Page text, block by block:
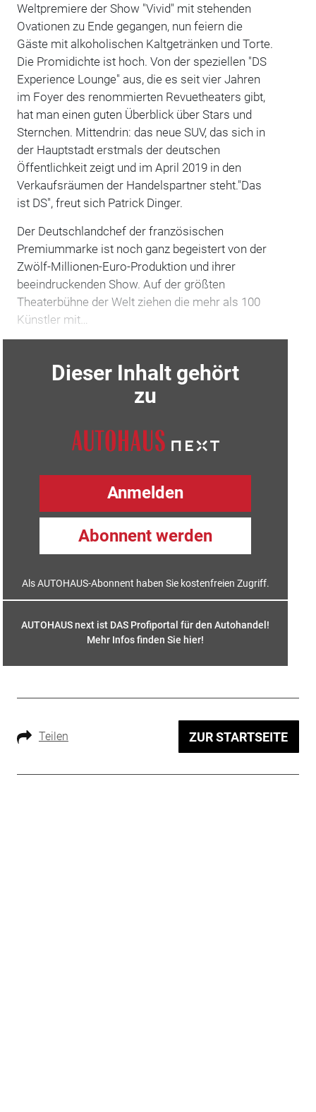
Weltpremiere der Show "Vivid" mit stehenden
Ovationen zu Ende gegangen, nun feiern die
Gäste mit alkoholischen Kaltgetränken und Torte.
Die Promidichte ist hoch. Von der speziellen "DS
Experience Lounge" aus, die es seit vier Jahren
im Foyer des renommierten Revuetheaters gibt,
hat man einen guten Überblick über Stars und
Sternchen. Mittendrin: das neue SUV, das sich in
der Hauptstadt erstmals der deutschen
Öffentlichkeit zeigt und im April 2019 in den
Verkaufsräumen der Handelspartner steht."Das
ist DS", freut sich Patrick Dinger.
Der Deutschlandchef der französischen
Premiummarke ist noch ganz begeistert von der
Zwölf-Millionen-Euro-Produktion und ihrer
beeindruckenden Show. Auf der größten
Theaterbühne der Welt ziehen die mehr als 100
Künstler mit…
Dieser Inhalt gehört
zu
Anmelden
Abonnent werden
Als AUTOHAUS-Abonnent haben Sie kostenfreien Zugriff.
AUTOHAUS next ist DAS Profiportal für den Autohandel!
Mehr Infos finden Sie hier!
Teilen ZUR STARTSEITE